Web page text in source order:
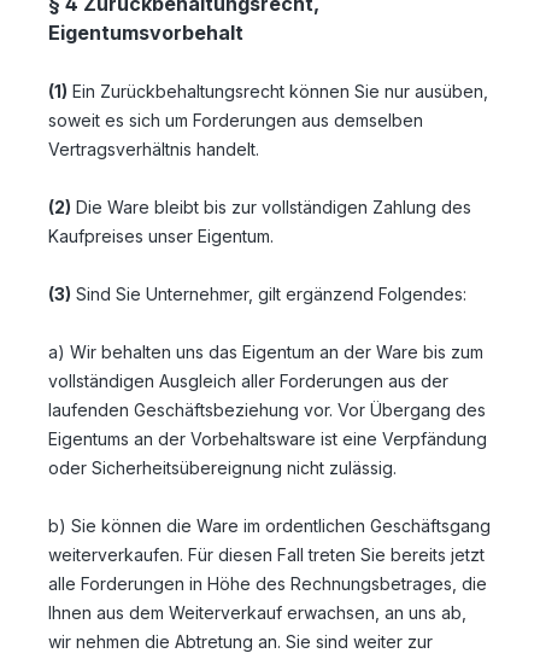
Eigentumsvorbehalt
(1) Ein Zurückbehaltungsrecht können Sie nur ausüben,
soweit es sich um Forderungen aus demselben
Vertragsverhältnis handelt.
(2) Die Ware bleibt bis zur vollständigen Zahlung des
Kaufpreises unser Eigentum.
(3) Sind Sie Unternehmer, gilt ergänzend Folgendes:
a) Wir behalten uns das Eigentum an der Ware bis zum
vollständigen Ausgleich aller Forderungen aus der
laufenden Geschäftsbeziehung vor. Vor Übergang des
Eigentums an der Vorbehaltsware ist eine Verpfändung
oder Sicherheitsübereignung nicht zulässig.
b) Sie können die Ware im ordentlichen Geschäftsgang
weiterverkaufen. Für diesen Fall treten Sie bereits jetzt
alle Forderungen in Höhe des Rechnungsbetrages, die
Ihnen aus dem Weiterverkauf erwachsen, an uns ab,
wir nehmen die Abtretung an. Sie sind weiter zur